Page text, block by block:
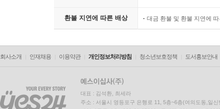
환불 지연에 따른 배상 대금 환불 및 환불 지연에
회사소개 인재채용 이용약관 개인정보처리방침 청소년보호정책 도서홍보안내
대표 : 김석환, 최세라
주소 : 서울시 영등포구 은행로 11, 5층~6층(여의도동,일신